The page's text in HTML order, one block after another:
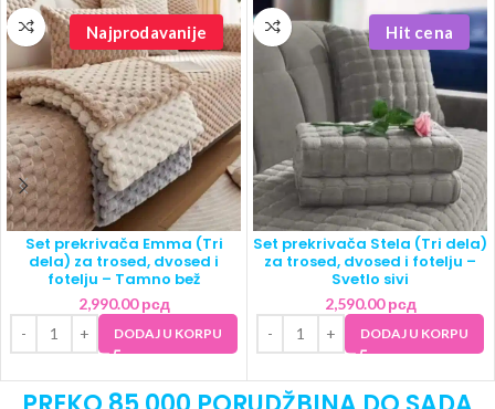
Najprodavanije
Set prekrivača Emma (Tri
dela) za trosed, dvosed i
fotelju – Tamno bež
2,990.00рсд
DODAJ U KORPU
Hit cena
Set prekrivača Stela (Tri dela)
za trosed, dvosed i fotelju –
Svetlo sivi
2,590.00рсд
DODAJ U KORPU